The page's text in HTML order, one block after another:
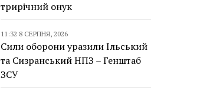
трирічний онук
11:32 8 СЕРПНЯ, 2026
Сили оборони уразили Ільський
та Сизранський НПЗ – Генштаб
ЗСУ